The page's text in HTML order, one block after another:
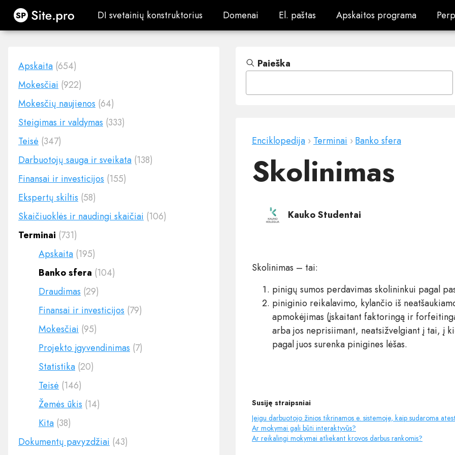
Site.pro DI svetainių konstruktorius
DI svetainių konstruktorius Domenai
Domenai El. paštas
El. paštas Apskaitos programa
Apskaitos programa
Apskaita (654)
Mokesčiai (922)
Mokesčių naujienos (64)
Steigimas ir valdymas (333)
Teisė (347)
Darbuotojų sauga ir sveikata (138)
Finansai ir investicijos (155)
Ekspertų skiltis (58)
Skaičiuoklės ir naudingi skaičiai (106)
Terminai (731)
Apskaita (195)
Banko sfera (104)
Draudimas (29)
Finansai ir investicijos (79)
Mokesčiai (95)
Projekto įgyvendinimas (7)
Statistika (20)
Teisė (146)
Žemės ūkis (14)
Kita (38)
Dokumentų pavyzdžiai (43)
Paieška
Enciklopedija › Terminai ›Banko sfera
Skolinimas
Kauko Studentai
Skolinimas – tai:
pinigų sumos perdavimas skolininkui pagal
piniginio reikalavimo, kylančio iš
apmokėjimas (įskaitant faktoringą ir
arba jos neprisiimant, neatsižvelgiant į tai, į
pagal juos surenka pinigines lėšas.
Susiję straipsniai
Jeigu darbuotojo žinios tikrinamos e. sistemoje, kaip sudaroma
Ar mokymai gali būti interaktyvūs?
Ar reikalingi mokymai atliekant krovos darbus rankomis?